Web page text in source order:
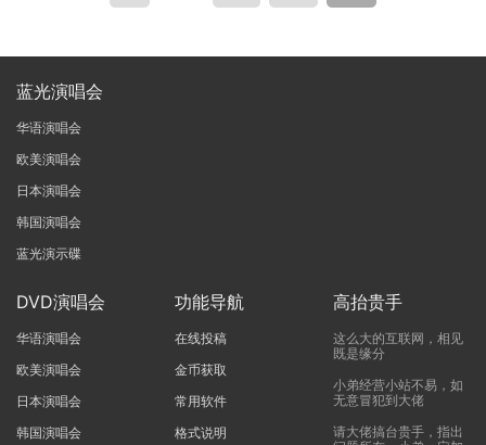
蓝光演唱会
华语演唱会
欧美演唱会
日本演唱会
韩国演唱会
蓝光演示碟
DVD演唱会
华语演唱会
欧美演唱会
日本演唱会
韩国演唱会
功能导航
在线投稿
金币获取
常用软件
格式说明
高抬贵手
这么大的互联网，相见
既是缘分
小弟经营小站不易，如
无意冒犯到大佬
请大佬搞台贵手，指出